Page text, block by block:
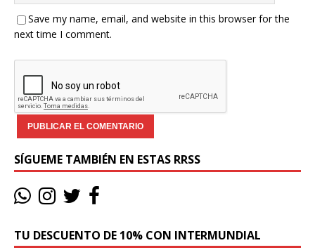
Save my name, email, and website in this browser for the
next time I comment.
SÍGUEME TAMBIÉN EN ESTAS RRSS
TU DESCUENTO DE 10% CON INTERMUNDIAL